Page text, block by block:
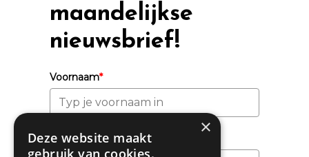
maandelijkse
nieuwsbrief!
Voornaam*
Achternaam
×
Deze website maakt
gebruik van cookies.